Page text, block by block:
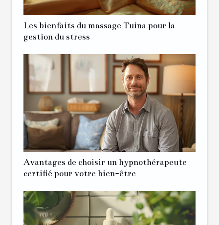
Les bienfaits du massage Tuina pour la
gestion du stress
Avantages de choisir un hypnothérapeute
certifié pour votre bien-être